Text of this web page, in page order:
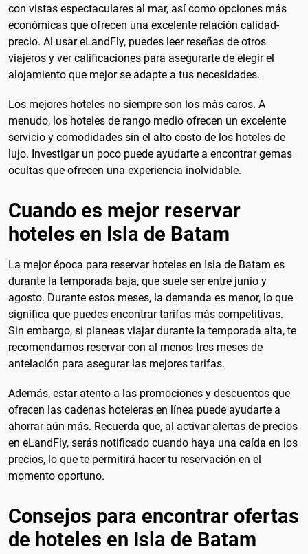
con vistas espectaculares al mar, así como opciones más
económicas que ofrecen una excelente relación calidad-
precio. Al usar eLandFly, puedes leer reseñas de otros
viajeros y ver calificaciones para asegurarte de elegir el
alojamiento que mejor se adapte a tus necesidades.
Los mejores hoteles no siempre son los más caros. A
menudo, los hoteles de rango medio ofrecen un excelente
servicio y comodidades sin el alto costo de los hoteles de
lujo. Investigar un poco puede ayudarte a encontrar gemas
ocultas que ofrecen una experiencia inolvidable.
Cuando es mejor reservar
hoteles en Isla de Batam
La mejor época para reservar hoteles en Isla de Batam es
durante la temporada baja, que suele ser entre junio y
agosto. Durante estos meses, la demanda es menor, lo que
significa que puedes encontrar tarifas más competitivas.
Sin embargo, si planeas viajar durante la temporada alta, te
recomendamos reservar con al menos tres meses de
antelación para asegurar las mejores tarifas.
Además, estar atento a las promociones y descuentos que
ofrecen las cadenas hoteleras en línea puede ayudarte a
ahorrar aún más. Recuerda que, al activar alertas de precios
en eLandFly, serás notificado cuando haya una caída en los
precios, lo que te permitirá hacer tu reservación en el
momento oportuno.
Consejos para encontrar ofertas
de hoteles en Isla de Batam